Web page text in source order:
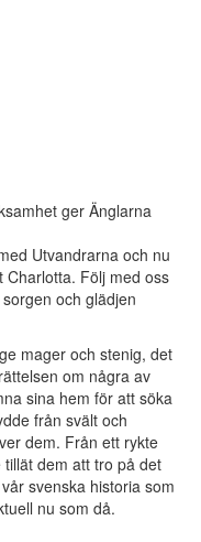
ger Änglarna
Utvandrarna och nu
Charlotta. Följ med oss
och glädjen
mager och stenig, det
om några av
sina hem för att söka
från svält och
dem. Från ett rykte
dem att tro på det
svenska historia som
nu som då.